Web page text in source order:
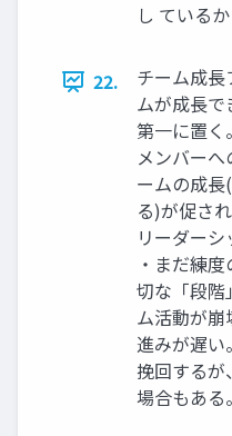
し ている
22.
チーム成⻑
ムが成⻑で
第⼀に置く
メンバー
ームの成
る)が促さ
リーダー
・まだ練
切な「段階
ム活動が
進みが遅い
挽回するが
場合もある。